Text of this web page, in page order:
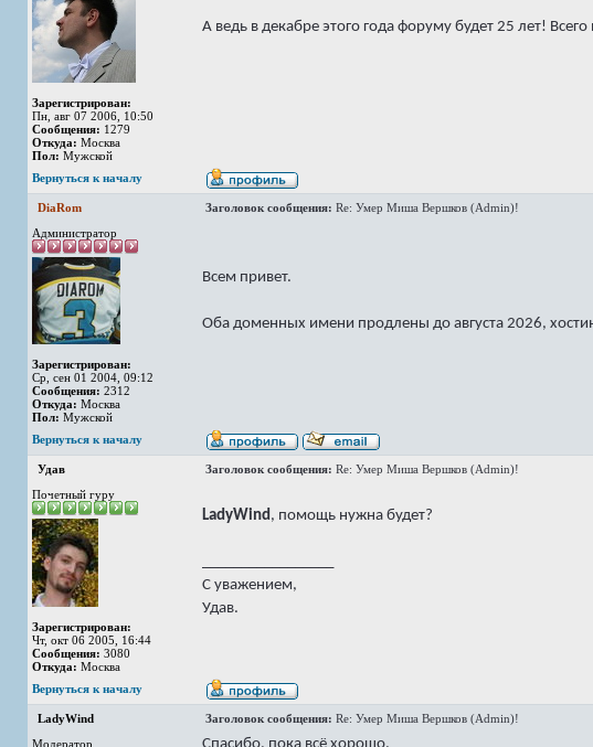
Зарегистрирован:
Пн, авг 07 2006, 10:50
Сообщения: 1279
Откуда: Москва
Пол: Мужской
А ведь в декабре этого года форуму будет 25 лет!
Вернуться к началу
DiaRom Заголовок сообщения: Re: Умер Миша Вершков (Admin)!
Администратор
Зарегистрирован:
Ср, сен 01 2004, 09:12
Сообщения: 2312
Откуда: Москва
Пол: Мужской
Всем привет.
Оба доменных имени продлены до августа 2026,
Вернуться к началу
Удав Заголовок сообщения: Re: Умер Миша Вершков (Admin)!
Почетный гуру
Зарегистрирован:
Чт, окт 06 2005, 16:44
Сообщения: 3080
Откуда: Москва
LadyWind, помощь нужна будет?
С уважением,
Удав.
Вернуться к началу
LadyWind Заголовок сообщения: Re: Умер Миша Вершков (Admin)!
Модератор